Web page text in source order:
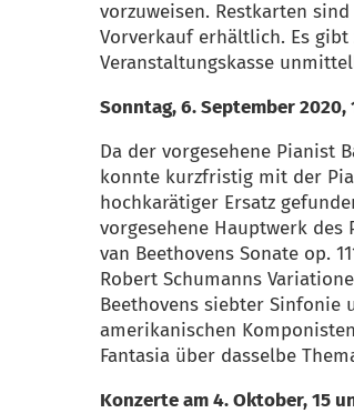
vorzuweisen. Restkarten
Vorverkauf erhältlich. Es
Veranstaltungskasse
Sonntag, 6. September 2020,
Da der vorgesehene Pianist
konnte kurzfristig mit der
hochkarätiger Ersatz
vorgesehene Hauptwerk des
van Beethovens Sonate op.
Robert Schumanns
Beethovens siebter Sinfonie
amerikanischen
Fantasia über dasselbe
Konzerte am 4. Oktober, 15